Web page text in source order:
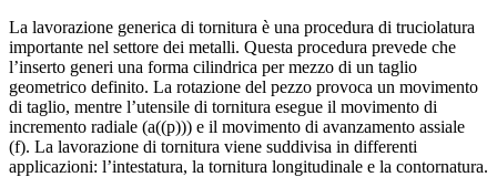
La lavorazione generica di tornitura è una procedura di truciolatura
importante nel settore dei metalli. Questa procedura prevede che
l’inserto generi una forma cilindrica per mezzo di un taglio
geometrico definito. La rotazione del pezzo provoca un movimento
di taglio, mentre l’utensile di tornitura esegue il movimento di
incremento radiale (a((p))) e il movimento di avanzamento assiale
(f). La lavorazione di tornitura viene suddivisa in differenti
applicazioni: l’intestatura, la tornitura longitudinale e la contornatura.